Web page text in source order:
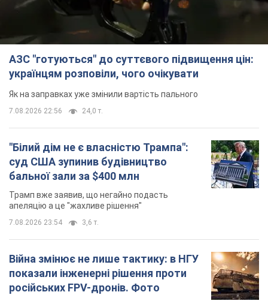
АЗС "готуються" до суттєвого підвищення цін:
українцям розповіли, чого очікувати
Як на заправках уже змінили вартість пального
7.08.2026 22:56 24,0 т.
"Білий дім не є власністю Трампа":
суд США зупинив будівництво
бальної зали за $400 млн
Трамп вже заявив, що негайно подасть
апеляцію а це "жахливе рішення"
7.08.2026 23:54 3,6 т.
Війна змінює не лише тактику: в НГУ
показали інженерні рішення проти
російських FPV-дронів. Фото